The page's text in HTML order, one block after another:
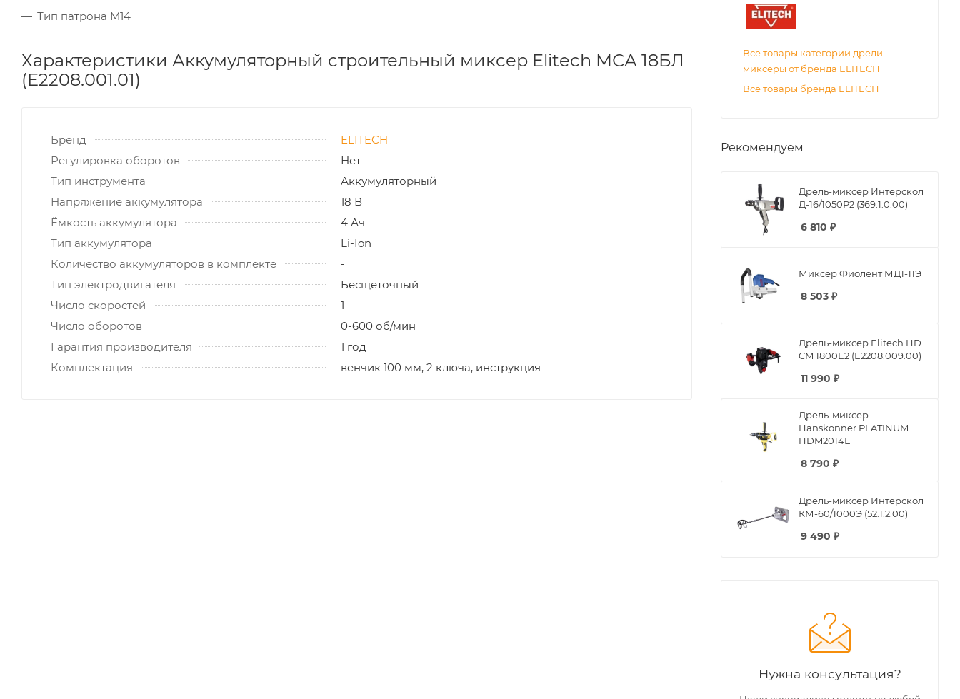
Тип патрона М14
Характеристики Аккумуляторный строительный миксер Elitech МСА 18БЛ
(Е2208.001.01)
Бренд
ELITECH
Регулировка оборотов
Нет
Тип инструмента
Аккумуляторный
Напряжение аккумулятора
18 В
Ёмкость аккумулятора
4 Ач
Тип аккумулятора
Li-Ion
Количество аккумуляторов в комплекте
-
Тип электродвигателя
Бесщеточный
Число скоростей
1
Число оборотов
0-600 об/мин
Гарантия производителя
1 год
Комплектация
венчик 100 мм, 2 ключа, инструкция
Все товары категории дрели -
миксеры от бренда ELITECH
Все товары бренда ELITECH
Рекомендуем
Дрель-миксер Интерскол
Д-16/1050Р2 (369.1.0.00)
6 810 ₽
Миксер Фиолент МД1-11Э
8 503 ₽
Дрель-миксер Elitech HD
CM 1800E2 (E2208.009.00)
11 990 ₽
Дрель-миксер
Hanskonner PLATINUM
HDM2014E
8 790 ₽
Дрель-миксер Интерскол
КМ-60/1000Э (52.1.2.00)
9 490 ₽
Нужна консультация?